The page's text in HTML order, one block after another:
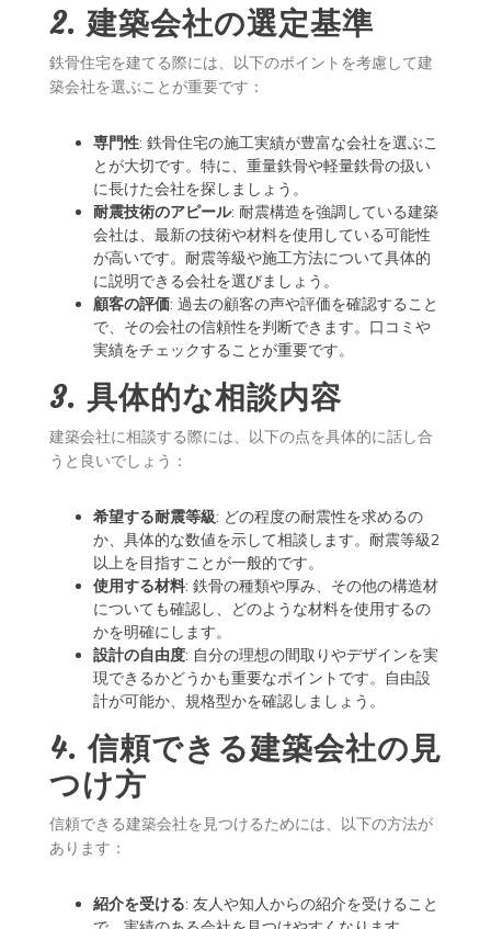
2. 建築会社の選定基準
鉄骨住宅を建てる際には、以下のポイントを考慮して建
築会社を選ぶことが重要です：
専門性: 鉄骨住宅の施工実績が豊富な会社を選ぶこ
とが大切です。特に、重量鉄骨や軽量鉄骨の扱い
に長けた会社を探しましょう。
耐震技術のアピール: 耐震構造を強調している建築
会社は、最新の技術や材料を使用している可能性
が高いです。耐震等級や施工方法について具体的
に説明できる会社を選びましょう。
顧客の評価: 過去の顧客の声や評価を確認すること
で、その会社の信頼性を判断できます。口コミや
実績をチェックすることが重要です。
3. 具体的な相談内容
建築会社に相談する際には、以下の点を具体的に話し合
うと良いでしょう：
希望する耐震等級: どの程度の耐震性を求めるの
か、具体的な数値を示して相談します。耐震等級2
以上を目指すことが一般的です。
使用する材料: 鉄骨の種類や厚み、その他の構造材
についても確認し、どのような材料を使用するの
かを明確にします。
設計の自由度: 自分の理想の間取りやデザインを実
現できるかどうかも重要なポイントです。自由設
計が可能か、規格型かを確認しましょう。
4. 信頼できる建築会社の見
つけ方
信頼できる建築会社を見つけるためには、以下の方法が
あります：
紹介を受ける: 友人や知人からの紹介を受けること